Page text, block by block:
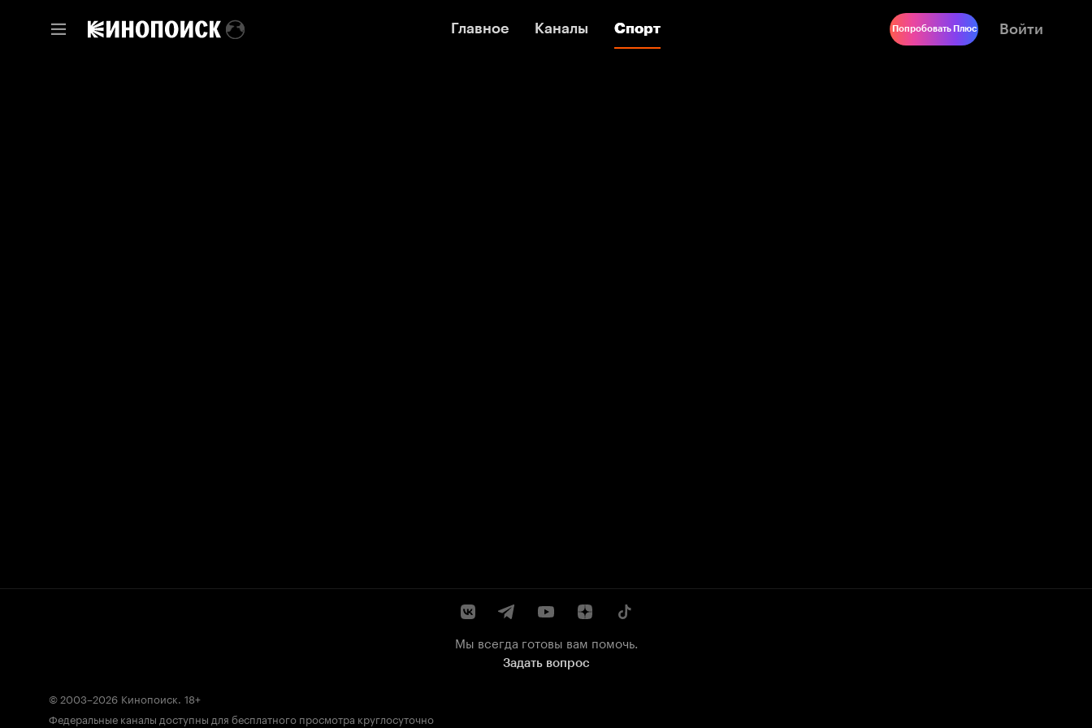
Главное Каналы Спорт
Главное Каналы Спорт Попробовать Плюс Войти
Мы всегда готовы вам помочь.
Задать вопрос
© 2003–2026 Кинопоиск. 18+
Федеральные каналы доступны для бесплатного просмотра круглосуточно